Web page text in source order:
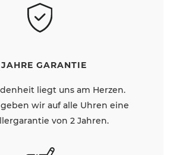
GARANTIE
liegt uns am Herzen.
wir auf alle Uhren eine
von 2 Jahren.